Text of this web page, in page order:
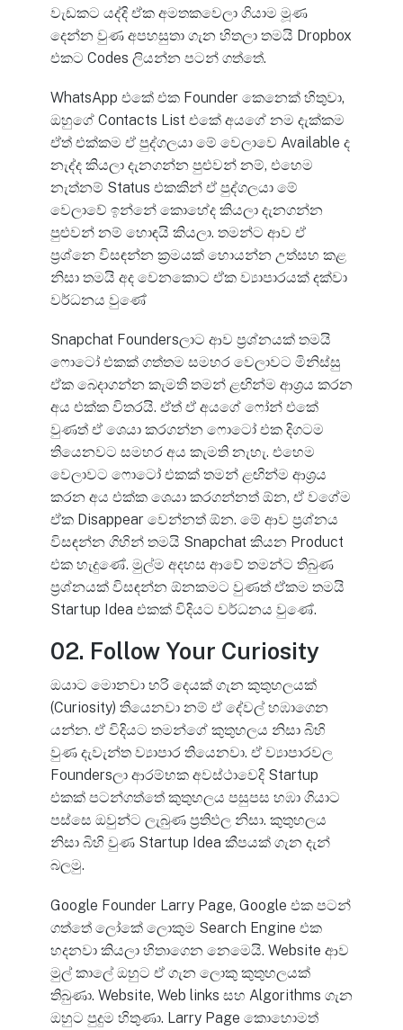
වැඩකට යද්දි ඒක අමතකවෙලා ගියාම මූණ
දෙන්න වුණ අපහසුතා ගැන හිතලා තමයි Dropbox
එකට Codes ලියන්න පටන් ගත්තේ.
WhatsApp එකේ එක Founder කෙනෙක් හිතුවා,
ඔහුගේ Contacts List එකේ අයගේ නම දැක්කම
ඒත් එක්කම ඒ පුද්ගලයා මේ වෙලාවෙ Available ද
නැද්ද කියලා දැනගන්න පුළුවන් නම්, එහෙම
නැත්නම් Status එකකින් ඒ පුද්ගලයා මේ
වෙලාවේ ඉන්නේ කොහේද කියලා දැනගන්න
පුළුවන් නම් හොඳයි කියලා. තමන්ට ආව ඒ
ප්‍රශ්නෙ විසඳන්න ක්‍රමයක් හොයන්න උත්සහ කළ
නිසා තමයි අද වෙනකොට ඒක ව්‍යාපාරයක් දක්වා
වර්ධනය වුණේ
Snapchat Foundersලාට ආව ප්‍රශ්නයක් තමයි
ෆොටෝ එකක් ගත්තම සමහර වෙලාවට මිනිස්සු
ඒක බෙදාගන්න කැමති තමන් ළඟින්ම ආශ්‍රය කරන
අය එක්ක විතරයි. ඒත් ඒ අයගේ ෆෝන් එකේ
වුණත් ඒ ශෙයා කරගන්න ෆොටෝ එක දිගටම
තියෙනවට සමහර අය කැමති නැහැ. එහෙම
වෙලාවට ෆොටෝ එකක් තමන් ළඟින්ම ආශ්‍රය
කරන අය එක්ක ශෙයා කරගන්නත් ඕන, ඒ වගේම
ඒක Disappear වෙන්නත් ඕන. මේ ආව ප්‍රශ්නය
විසඳන්න ගිහින් තමයි Snapchat කියන Product
එක හැදුණේ. මුල්ම අදහස ආවේ තමන්ට තිබුණ
ප්‍රශ්නයක් විසඳන්න ඕනකමට වුණත් ඒකම තමයි
Startup Idea එකක් විදියට වර්ධනය වුණේ.
02. Follow Your Curiosity
ඔයාට මොනවා හරි දෙයක් ගැන කුතුහලයක්
(Curiosity) තියෙනවා නම් ඒ දේවල් හඹාගෙන
යන්න. ඒ විදියට තමන්ගේ කුතුහලය නිසා බිහි
වුණ දැවැන්ත ව්‍යාපාර තියෙනවා. ඒ ව්‍යාපාරවල
Foundersලා ආරම්භක අවස්ථාවෙදි Startup
එකක් පටන්ගත්තේ කුතුහලය පසුපස හඹා ගියාට
පස්සෙ ඔවුන්ට ලැබුණ ප්‍රතිඵල නිසා. කුතුහලය
නිසා බිහි වුණ Startup Idea කීපයක් ගැන දැන්
බලමු.
Google Founder Larry Page, Google එක පටන්
ගත්තේ ලෝකේ ලොකුම Search Engine එක
හදනවා කියලා හිතාගෙන නෙමෙයි. Website ආව
මුල් කාලේ ඔහුට ඒ ගැන ලොකු කුතුහලයක්
තිබුණා. Website, Web links සහ Algorithms ගැන
ඔහුට පුදුම හිතුණා. Larry Page කොහොමත්